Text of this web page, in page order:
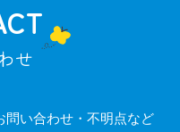
せ
問い合わせ・不明点など